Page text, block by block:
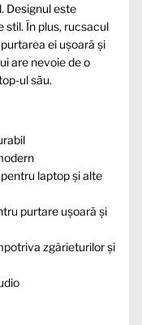
Designul este
stil. În plus, rucsacul
ei ușoară și
are nevoie de o
ul său.
laptop și alte
purtare ușoară și
zgârieturilor și